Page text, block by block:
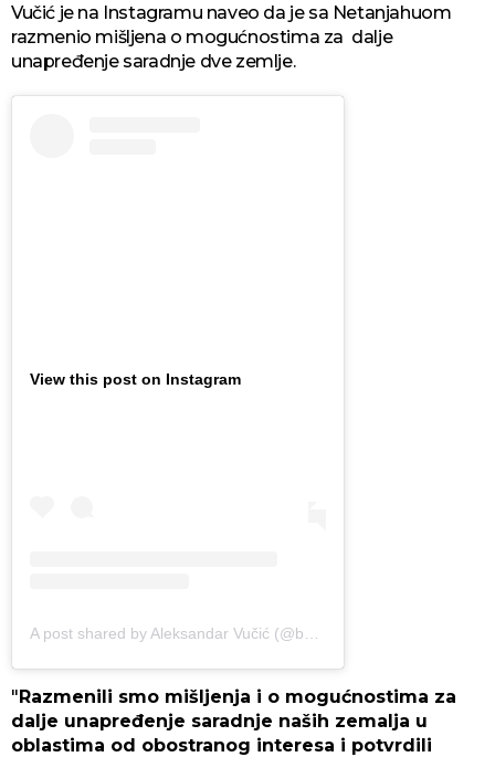
Vučić je na Instagramu naveo da je sa Netanjahuom
razmenio mišljena o mogućnostima za dalje
unapređenje saradnje dve zemlje.
View this post on Instagram
"Razmenili smo mišljenja i o mogućnostima za
dalje unapređenje saradnje naših zemalja u
oblastima od obostranog interesa i potvrdili